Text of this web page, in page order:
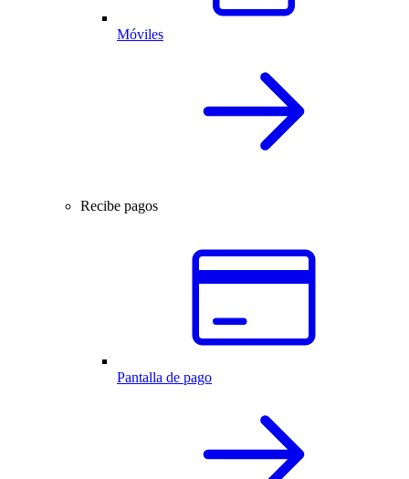
Móviles
Recibe pagos
Pantalla de pago